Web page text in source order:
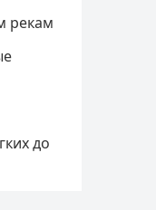
рекам
до